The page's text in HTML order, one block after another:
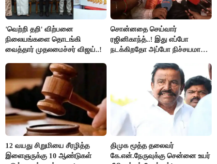
'வெற்றி தறி' விற்பனை
நிலையங்களை தொடங்கி
வைத்தார் முதலமைச்சர் விஜய்..!
சொன்னதை செய்வார்
ரஜினிகாந்த்..! இது எப்போ
நடக்கிறதோ அப்போ நிச்சயமாக
ரஜினிகாந்த்..!
12 வயது சிறுமியை சீரழித்த
இளைஞருக்கு 10 ஆண்டுகள்
திமுக மூத்த தலைவர்
கே.என்.நேருவுக்கு சென்னை உயர்